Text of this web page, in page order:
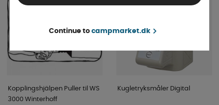
Kopplingshjälpen Puller til WS
3000 Winterhoff
Kugletryksmåler Digital
Continue to campmarket.dk